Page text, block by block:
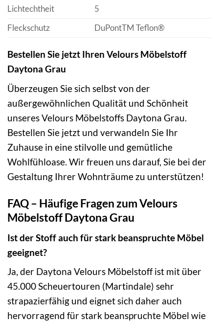
Lichtechtheit
5
Fleckschutz
DuPontTM Teflon®
Bestellen Sie jetzt Ihren Velours Möbelstoff
Daytona Grau
Überzeugen Sie sich selbst von der
außergewöhnlichen Qualität und Schönheit
unseres Velours Möbelstoffs Daytona Grau.
Bestellen Sie jetzt und verwandeln Sie Ihr
Zuhause in eine stilvolle und gemütliche
Wohlfühloase. Wir freuen uns darauf, Sie bei der
Gestaltung Ihrer Wohnträume zu unterstützen!
FAQ – Häufige Fragen zum Velours
Möbelstoff Daytona Grau
Ist der Stoff auch für stark beanspruchte Möbel
geeignet?
Ja, der Daytona Velours Möbelstoff ist mit über
45.000 Scheuertouren (Martindale) sehr
strapazierfähig und eignet sich daher auch
hervorragend für stark beanspruchte Möbel wie